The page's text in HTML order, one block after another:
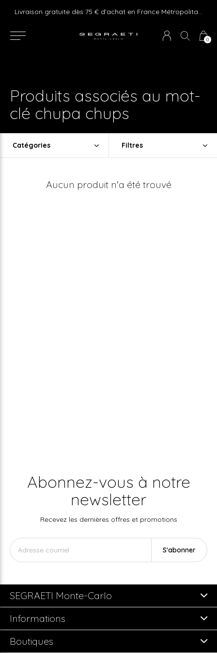
0
Livraison gratuite dès 75 € d'achat en France Métropolitaine et Monaco (hors mobilier)
Produits associés au mot-
clé chupa chups
Catégories Filtres
Aucun produit n'a été trouvé
Abonnez-vous à notre
newsletter
Recevez les dernières offres et promotions
S'abonner
SEGRAETI Monte-Carlo
Informations
Boutiques